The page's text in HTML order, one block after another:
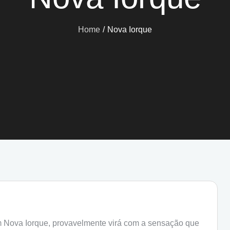
Home Nova Iorque
Iorque, provavelmente virá com a sensação que